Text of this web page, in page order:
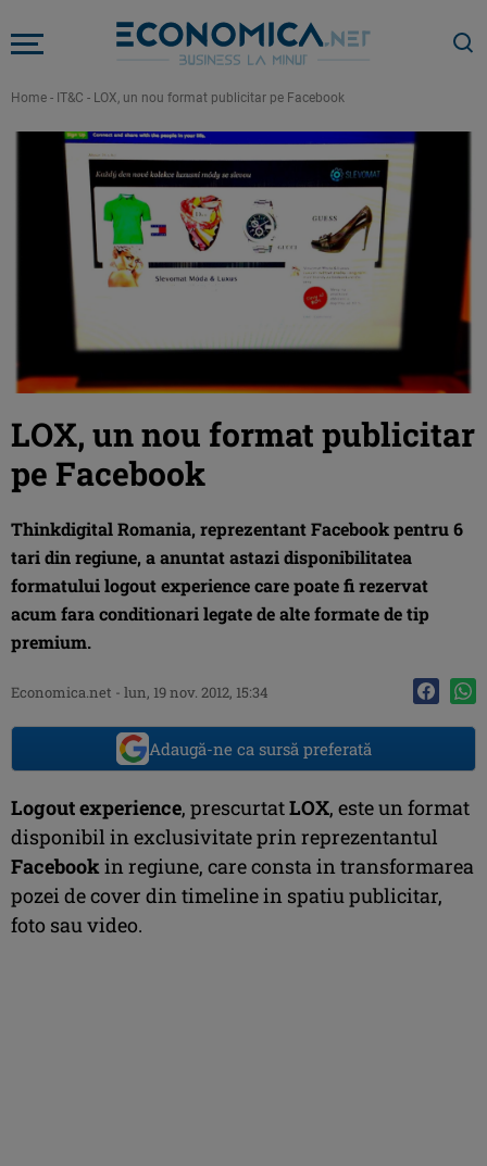
Home - IT&C - LOX, un nou format publicitar pe Facebook
LOX, un nou format publicitar
pe Facebook
Thinkdigital Romania, reprezentant Facebook pentru 6
tari din regiune, a anuntat astazi disponibilitatea
formatului logout experience care poate fi rezervat
acum fara conditionari legate de alte formate de tip
premium.
Economica.net - lun, 19 nov. 2012, 15:34
Adaugă-ne ca sursă preferată
Logout experience, prescurtatLOX, este un format
disponibil in exclusivitate prin reprezentantul
Facebookin regiune, care consta in transformarea
pozei de cover din timeline in spatiu publicitar,
foto sau video.